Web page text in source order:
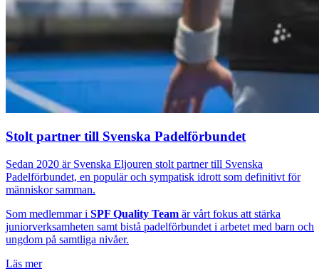
Stolt partner till Svenska Padelförbundet
Sedan 2020 är Svenska Eljouren stolt partner till Svenska
Padelförbundet, en populär och sympatisk idrott som definitivt för
människor samman.
Som medlemmar i SPF Quality Team är vårt fokus att stärka
juniorverksamheten samt bistå padelförbundet i arbetet med barn och
ungdom på samtliga nivåer.
Läs mer